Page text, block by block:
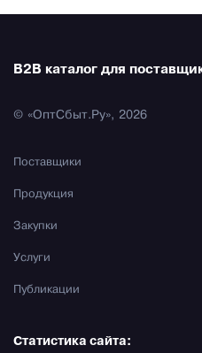
B2B каталог для
© «ОптСбыт.Ру», 2026
Поставщики
Продукция
Закупки
Услуги
Публикации
Статистика сайта: